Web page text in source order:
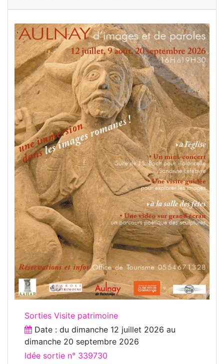
Sorties Visite patrimoine
Date : du dimanche 12 juillet 2026 au
dimanche 20 septembre 2026
Idée sortie n° 339730